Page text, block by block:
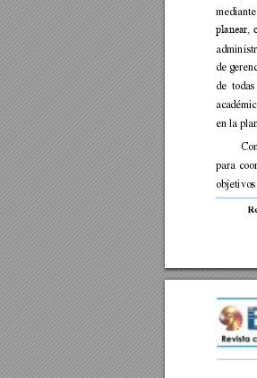
mediante
planear,
de
de todas
en la
para
objetivos